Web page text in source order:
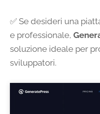
✅ Se desideri una
e professionale,
soluzione ideale per
sviluppatori.